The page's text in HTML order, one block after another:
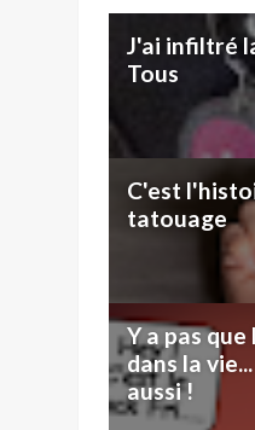
J'ai infiltré
Tous
C'est
tatouage
Y a pas
dans la
aussi !